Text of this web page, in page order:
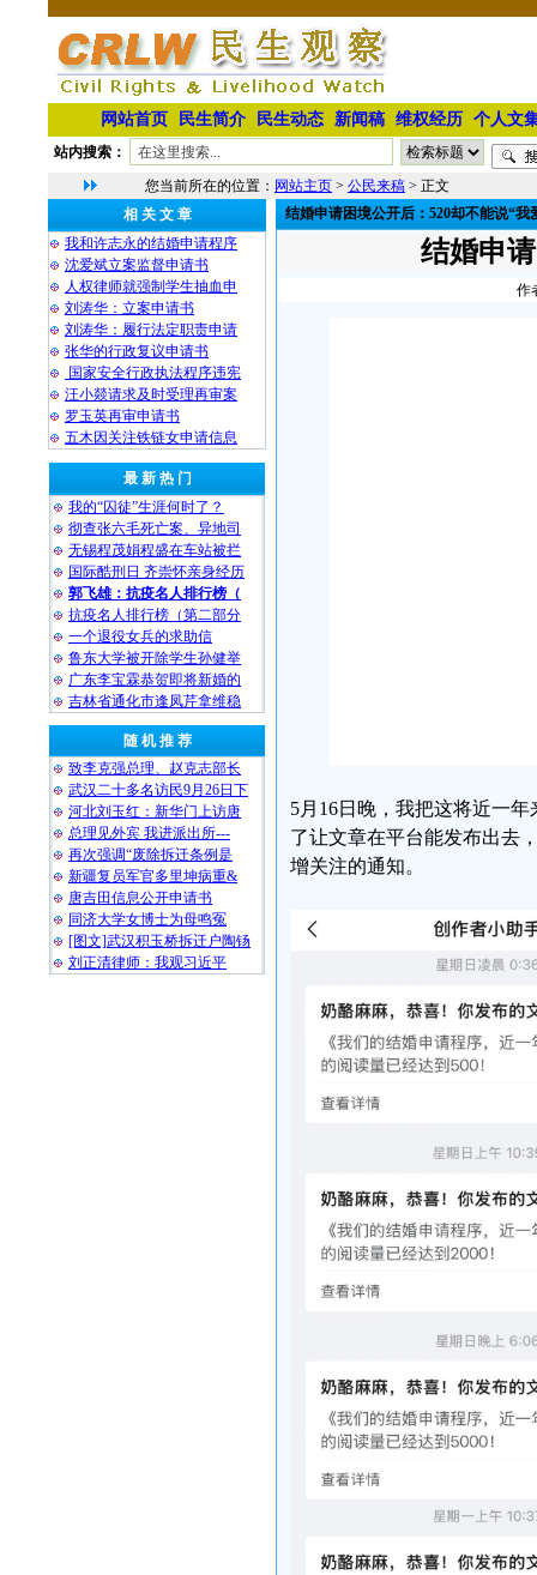
网站首页 民生简介 民生动态 新闻稿 维权经历 个人文
站内搜索：
您当前所在的位置： 网站主页 > 公民来稿 > 正文
相 关 文 章
我和许志永的结婚申请程序
沈爱斌立案监督申请书
人权律师就强制学生抽血申
刘涛华：立案申请书
刘涛华：履行法定职责申请
张华的行政复议申请书
国家安全行政执法程序违宪
汪小燚请求及时受理再审案
罗玉英再审申请书
五木因关注铁链女申请信息
最 新 热 门
我的“囚徒”生涯何时了？
彻查张六毛死亡案、异地司
无锡程茂娟程盛在车站被拦
国际酷刑日 齐崇怀亲身经历
郭飞雄：抗疫名人排行榜（
抗疫名人排行榜（第二部分
一个退役女兵的求助信
鲁东大学被开除学生孙健举
广东李宝霖恭贺即将新婚的
吉林省通化市逢凤芹拿维稳
随 机 推 荐
致李克强总理、赵克志部长
武汉二十多名访民9月26日下
河北刘玉红：新华门上访唐
总理见外宾 我进派出所---
再次强调“废除拆迁条例是
新疆复员军官多里坤病重&
唐吉田信息公开申请书
同济大学女博士为母鸣冤
[图文]武汉积玉桥拆迁户陶钖
刘正清律师：我观习近平
结婚申请困境公开后：520却不能说“我
结婚申
作
5月16日晚，我把这将近一
了让文章在平台能发布出去
增关注的通知。